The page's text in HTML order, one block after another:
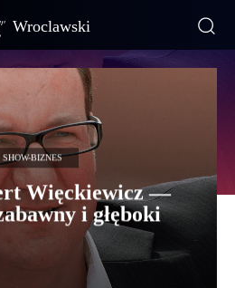
Wroclawski
SHOW-BIZNES
Więckiewicz —
i głęboki